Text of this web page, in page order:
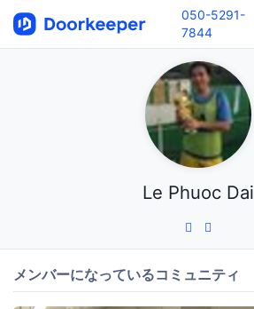
050-5291-
7844
Le Phuoc Dai
メンバーになっているコミュニティ